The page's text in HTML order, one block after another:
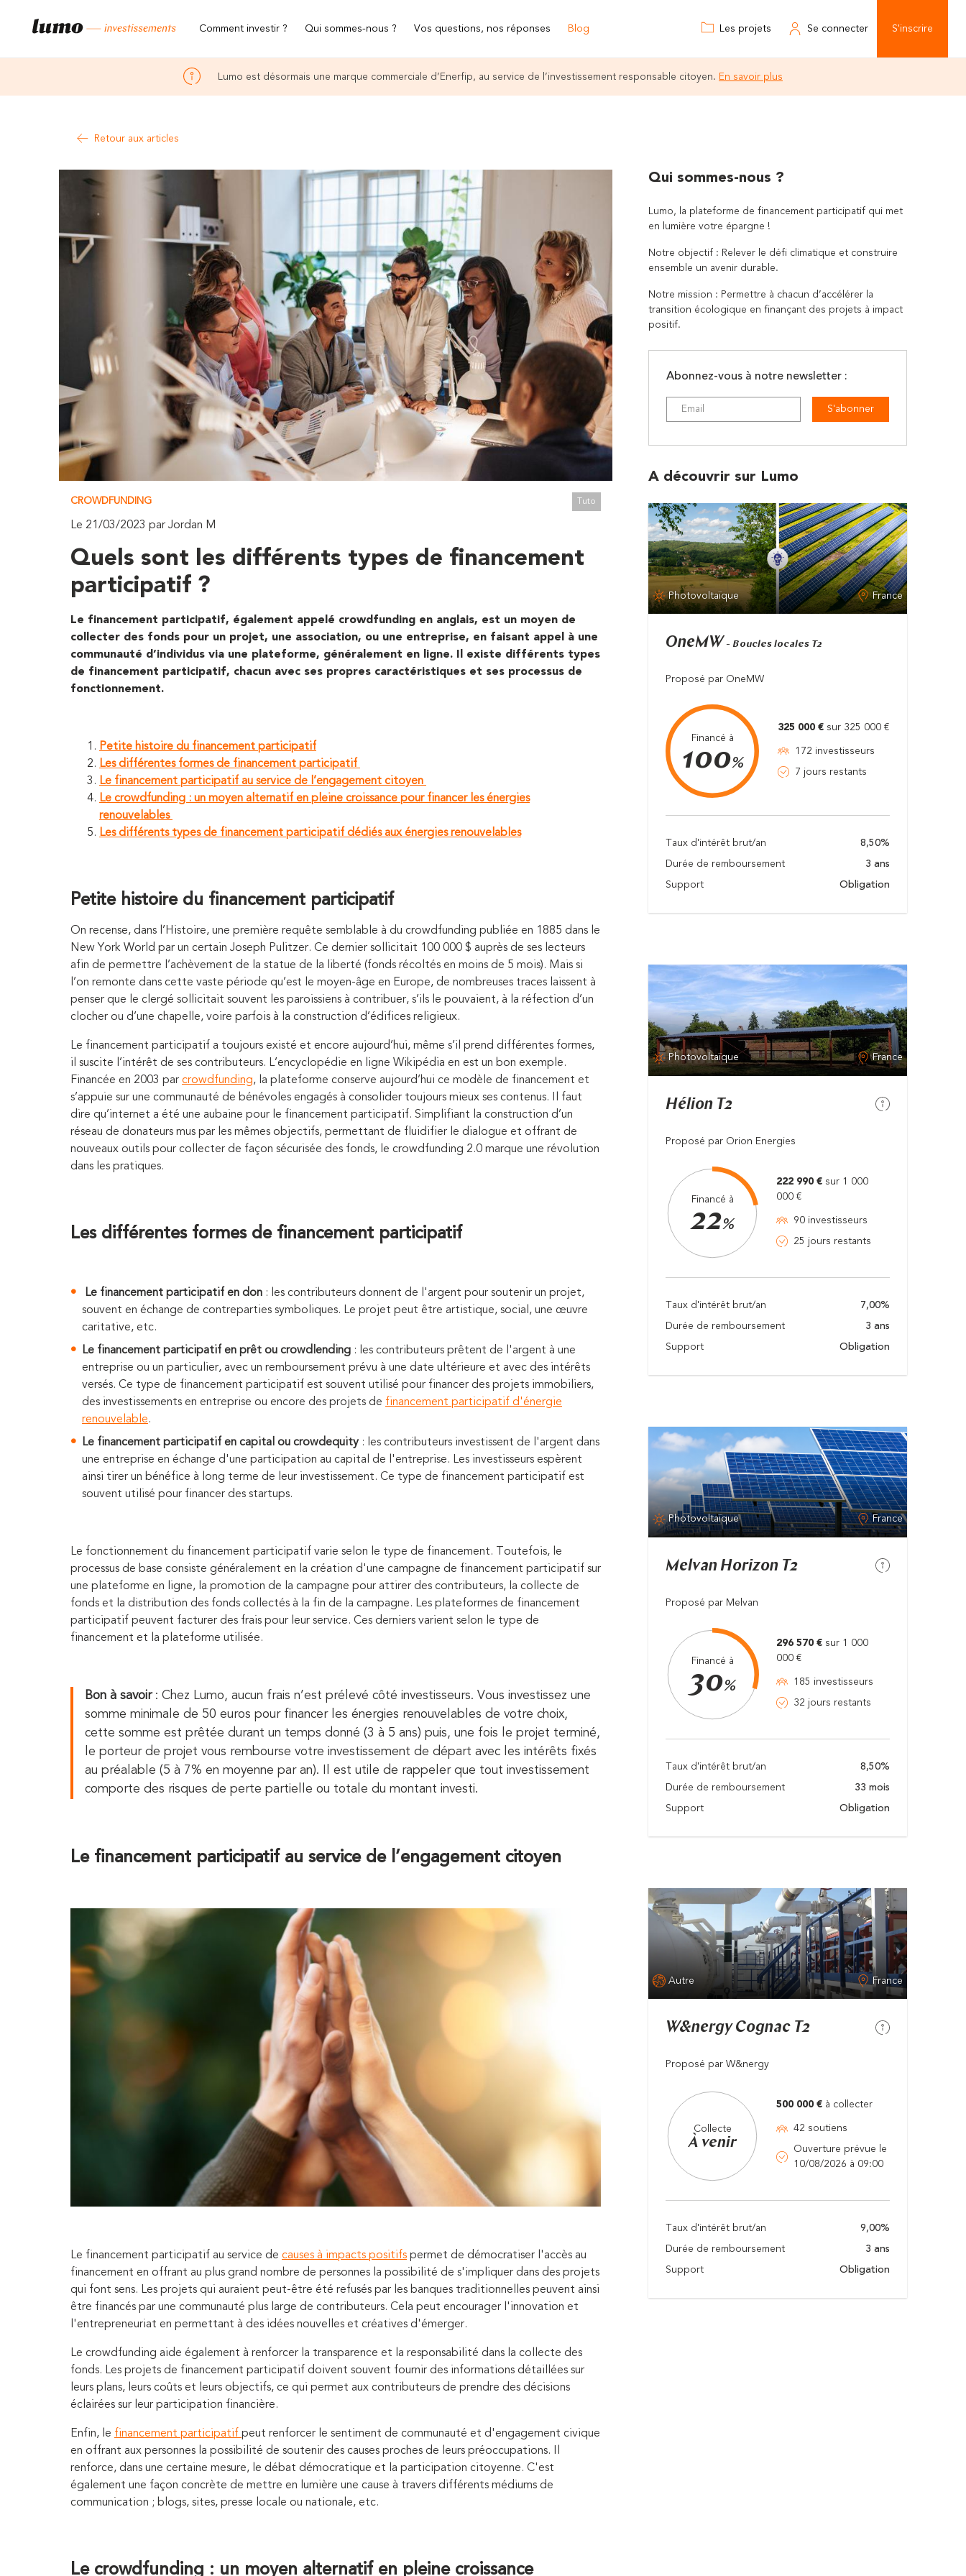
S'inscrire
Les projets Se connecter
Comment investir ? Qui sommes-nous ? Vos questions, nos réponses Blog
Lumo est désormais une marque commerciale d’Enerfip, au service de l’investissement responsable citoyen. En savoir plus
Retour aux articles
CROWDFUNDING Tuto
Le 21/03/2023 par Jordan M
Quels sont les différents types de financement
participatif ?
Le financement participatif, également appelé crowdfunding en anglais, est un moyen de
collecter des fonds pour un projet, une association, ou une entreprise, en faisant appel à une
communauté d’individus via une plateforme, généralement en ligne. Il existe différents types
de financement participatif, chacun avec ses propres caractéristiques et ses processus de
fonctionnement.
Petite histoire du financement participatif
Les différentes formes de financement participatif
Le financement participatif au service de l’engagement citoyen
Le crowdfunding : un moyen alternatif en pleine croissance pour financer les énergies
renouvelables
Les différents types de financement participatif dédiés aux énergies renouvelables
Petite histoire du financement participatif
On recense, dans l’Histoire, une première requête semblable à du crowdfunding publiée en 1885 dans le
New York World par un certain Joseph Pulitzer. Ce dernier sollicitait 100 000 $ auprès de ses lecteurs
afin de permettre l’achèvement de la statue de la liberté (fonds récoltés en moins de 5 mois). Mais si
l’on remonte dans cette vaste période qu’est le moyen-âge en Europe, de nombreuses traces laissent à
penser que le clergé sollicitait souvent les paroissiens à contribuer, s’ils le pouvaient, à la réfection d’un
clocher ou d’une chapelle, voire parfois à la construction d’édifices religieux.
Le financement participatif a toujours existé et encore aujourd’hui, même s’il prend différentes formes,
il suscite l’intérêt de ses contributeurs. L’encyclopédie en ligne Wikipédia en est un bon exemple.
Financée en 2003 par crowdfunding, la plateforme conserve aujourd’hui ce modèle de financement et
s’appuie sur une communauté de bénévoles engagés à consolider toujours mieux ses contenus. Il faut
dire qu’internet a été une aubaine pour le financement participatif. Simplifiant la construction d’un
réseau de donateurs mus par les mêmes objectifs, permettant de fluidifier le dialogue et offrant de
nouveaux outils pour collecter de façon sécurisée des fonds, le crowdfunding 2.0 marque une révolution
dans les pratiques.
Les différentes formes de financement participatif
Le financement participatif en don : les contributeurs donnent de l'argent pour soutenir un projet,
souvent en échange de contreparties symboliques. Le projet peut être artistique, social, une œuvre
caritative, etc.
Le financement participatif en prêt ou crowdlending : les contributeurs prêtent de l'argent à une
entreprise ou un particulier, avec un remboursement prévu à une date ultérieure et avec des intérêts
versés. Ce type de financement participatif est souvent utilisé pour financer des projets immobiliers,
des investissements en entreprise ou encore des projets de financement participatif d'énergie
renouvelable.
Le financement participatif en capital ou crowdequity : les contributeurs investissent de l'argent dans
une entreprise en échange d'une participation au capital de l'entreprise. Les investisseurs espèrent
ainsi tirer un bénéfice à long terme de leur investissement. Ce type de financement participatif est
souvent utilisé pour financer des startups.
Le fonctionnement du financement participatif varie selon le type de financement. Toutefois, le
processus de base consiste généralement en la création d'une campagne de financement participatif sur
une plateforme en ligne, la promotion de la campagne pour attirer des contributeurs, la collecte de
fonds et la distribution des fonds collectés à la fin de la campagne. Les plateformes de financement
participatif peuvent facturer des frais pour leur service. Ces derniers varient selon le type de
financement et la plateforme utilisée.
Bon à savoir : Chez Lumo, aucun frais n’est prélevé côté investisseurs. Vous investissez une
somme minimale de 50 euros pour financer les énergies renouvelables de votre choix,
cette somme est prêtée durant un temps donné (3 à 5 ans) puis, une fois le projet terminé,
le porteur de projet vous rembourse votre investissement de départ avec les intérêts fixés
au préalable (5 à 7% en moyenne par an). Il est utile de rappeler que tout investissement
comporte des risques de perte partielle ou totale du montant investi.
Le financement participatif au service de l’engagement citoyen
Le financement participatif au service de causes à impacts positifs permet de démocratiser l'accès au
financement en offrant au plus grand nombre de personnes la possibilité de s'impliquer dans des projets
qui font sens. Les projets qui auraient peut-être été refusés par les banques traditionnelles peuvent ainsi
être financés par une communauté plus large de contributeurs. Cela peut encourager l'innovation et
l'entrepreneuriat en permettant à des idées nouvelles et créatives d'émerger.
Le crowdfunding aide également à renforcer la transparence et la responsabilité dans la collecte des
fonds. Les projets de financement participatif doivent souvent fournir des informations détaillées sur
leurs plans, leurs coûts et leurs objectifs, ce qui permet aux contributeurs de prendre des décisions
éclairées sur leur participation financière.
Enfin, le financement participatif peut renforcer le sentiment de communauté et d'engagement civique
en offrant aux personnes la possibilité de soutenir des causes proches de leurs préoccupations. Il
renforce, dans une certaine mesure, le débat démocratique et la participation citoyenne. C'est
également une façon concrète de mettre en lumière une cause à travers différents médiums de
communication ; blogs, sites, presse locale ou nationale, etc.
Le crowdfunding : un moyen alternatif en pleine croissance
Qui sommes-nous ?
Lumo, la plateforme de financement participatif qui met
en lumière votre épargne !
Notre objectif : Relever le défi climatique et construire
ensemble un avenir durable.
Notre mission : Permettre à chacun d’accélérer la
transition écologique en finançant des projets à impact
positif.
Abonnez-vous à notre newsletter :
S'abonner
A découvrir sur Lumo
Photovoltaïque France
OneMW - Boucles locales T2
Proposé par OneMW
Financé à
100%
325 000 € sur 325 000 €
172 investisseurs
7 jours restants
Taux d'intérêt brut/an 8,50%
Durée de remboursement 3 ans
Support Obligation
Photovoltaïque France
Hélion T2
Proposé par Orion Energies
Financé à
22%
222 990 € sur 1 000
000 €
90 investisseurs
25 jours restants
Taux d'intérêt brut/an 7,00%
Durée de remboursement 3 ans
Support Obligation
Photovoltaïque France
Melvan Horizon T2
Proposé par Melvan
Financé à
30%
296 570 € sur 1 000
000 €
185 investisseurs
32 jours restants
Taux d'intérêt brut/an 8,50%
Durée de remboursement 33 mois
Support Obligation
Autre France
W&nergy Cognac T2
Proposé par W&nergy
Collecte
À venir
500 000 € à collecter
42 soutiens
Ouverture prévue le
10/08/2026 à 09:00
Taux d'intérêt brut/an 9,00%
Durée de remboursement 3 ans
Support Obligation